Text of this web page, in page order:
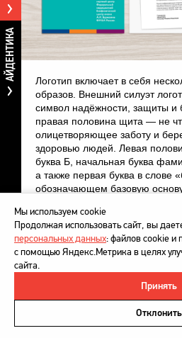
АЙДЕНТИКА
Логотип включает в себя
образов. Внешний силуэт
символ надёжности, защиты и
правая половина щита — не
олицетворяющее заботу и
здоровью людей. Левая
буква Б, начальная буква
а также первая буква в слове
обозначающем базовую
Политика в отношении обработки
Напишите нам
Мы используем cookie
Продолжая использовать сайт, вы
персональных данных: файлов cookie и
с помощью Яндекс.Метрика в целях
сайта.
Принять
Отклонить